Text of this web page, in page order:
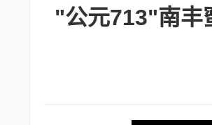
"公元713"南丰